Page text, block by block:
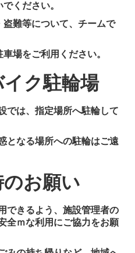
ください。
難等について、チームで
場をご利用ください。
イク駐輪場
では、指定場所へ駐輪して
となる場所への駐輪はご遠
お願い
できるよう、施設管理者の
全ｍな利用にご協力をお願